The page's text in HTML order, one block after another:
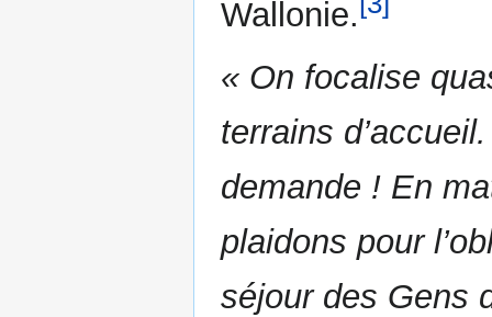
Wallonie.
« On focalise
terrains
demande ! En
plaidons pour
séjour des Gens